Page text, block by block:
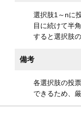
選択肢1～nに
目に続けて半
すると選択肢
備考
各選択肢の投
できるため、